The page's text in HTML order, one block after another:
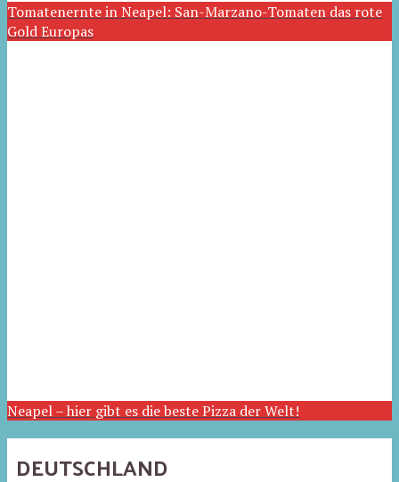
Tomatenernte in Neapel: San-Marzano-Tomaten das rote
Gold Europas
Neapel – hier gibt es die beste Pizza der Welt!
DEUTSCHLAND